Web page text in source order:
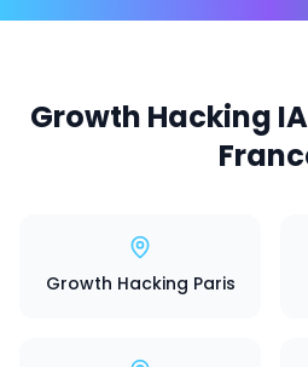
Growth Hacking
Growth Hacking Paris